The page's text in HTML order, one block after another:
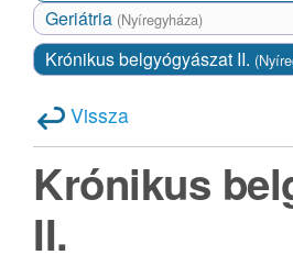
Geriátria (Nyíregyháza)
Krónikus belgyógyászat II.
Vissza
Krónikus
II.